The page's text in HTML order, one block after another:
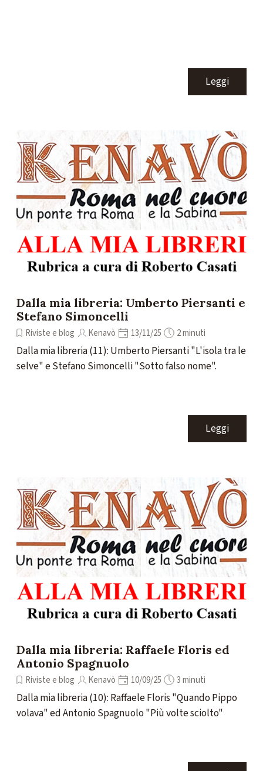
Leggi
Dalla mia libreria: Umberto Piersanti e
Stefano Simoncelli
Riviste e blog Kenavò 13/11/25 2 minuti
Dalla mia libreria (11): Umberto Piersanti "L'isola tra le
selve" e Stefano Simoncelli "Sotto falso nome".
Leggi
Dalla mia libreria: Raffaele Floris ed
Antonio Spagnuolo
Riviste e blog Kenavò 10/09/25 3 minuti
Dalla mia libreria (10): Raffaele Floris "Quando Pippo
volava" ed Antonio Spagnuolo "Più volte sciolto"